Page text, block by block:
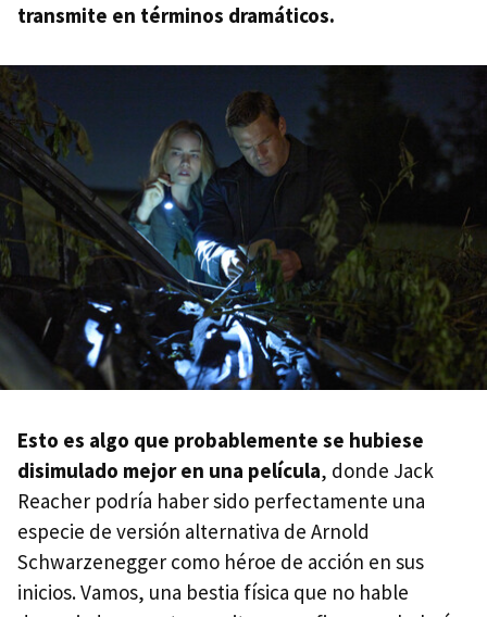
transmite en términos dramáticos.
Esto es algo que probablemente se hubiese
disimulado mejor en una película, donde Jack
Reacher podría haber sido perfectamente una
especie de versión alternativa de Arnold
Schwarzenegger como héroe de acción en sus
inicios. Vamos, una bestia física que no hable